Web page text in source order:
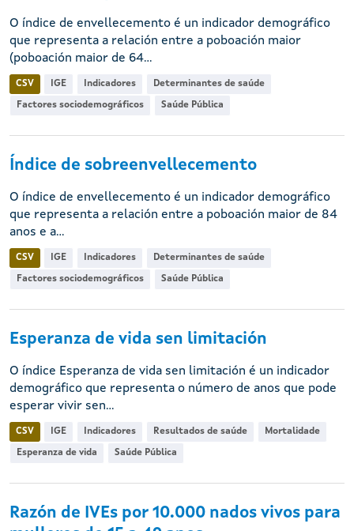
O índice de envellecemento é un indicador demográfico
que representa a relación entre a poboación maior
(poboación maior de 64...
CSV IGE Indicadores Determinantes de saúde
Factores sociodemográficos Saúde Pública
Índice de sobreenvellecemento
O índice de envellecemento é un indicador demográfico
que representa a relación entre a poboación maior de 84
anos e a...
CSV IGE Indicadores Determinantes de saúde
Factores sociodemográficos Saúde Pública
Esperanza de vida sen limitación
O índice Esperanza de vida sen limitación é un indicador
demográfico que representa o número de anos que pode
esperar vivir sen...
CSV IGE Indicadores Resultados de saúde Mortalidade
Esperanza de vida Saúde Pública
Razón de IVEs por 10.000 nados vivos para